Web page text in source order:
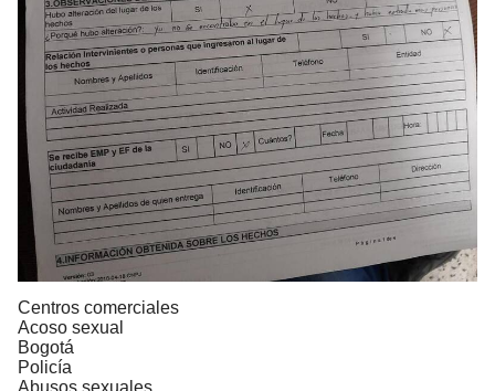
Centros comerciales
Acoso sexual
Bogotá
Policía
Abusos sexuales